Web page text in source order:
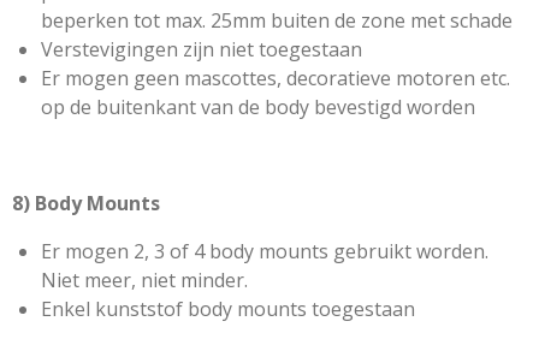
beperken tot max. 25mm buiten de zone met schade
Verstevigingen zijn niet toegestaan
Er mogen geen mascottes, decoratieve motoren etc.
op de buitenkant van de body bevestigd worden
8) Body Mounts
Er mogen 2, 3 of 4 body mounts gebruikt worden.
Niet meer, niet minder.
Enkel kunststof body mounts toegestaan